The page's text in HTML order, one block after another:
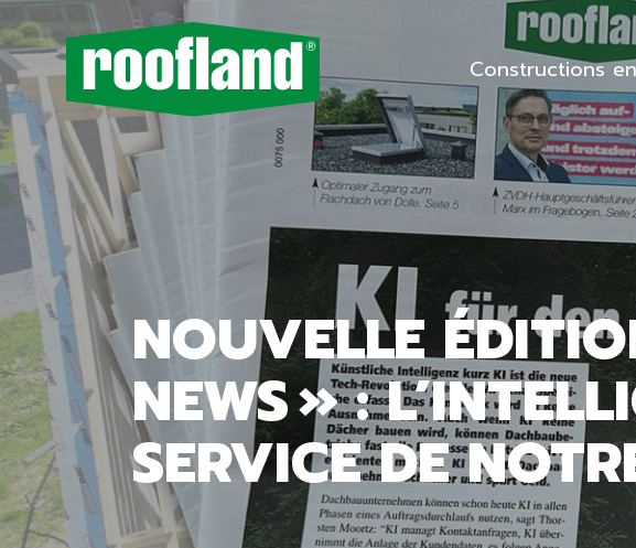
Constructions
NOUVELLE
NEWS » :
SERVICE DE